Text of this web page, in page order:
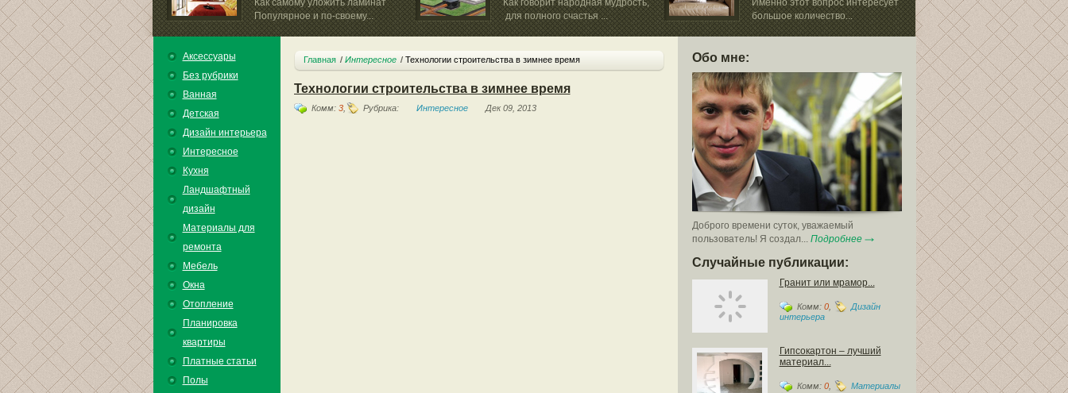
Как самому уложить ламинат
Популярное и по-своему...
Как говорит народная мудрость,
для полного счастья ...
Именно этот вопрос интересует
большое количество...
паркета сегодня
Аксессуары
Без рубрики
Ванная
Детская
Дизайн интерьера
Интересное
Кухня
Ландшафтный
дизайн
Материалы для
ремонта
Мебель
Окна
Отопление
Планировка
квартиры
Платные статьи
Полы
Обо мне:
Доброго времени суток, уважаемый
пользователь! Я создал... Подробнее
Случайные публикации:
Гранит или мрамор...
Комм: 0,
Дизайн
интерьера
Гипсокартон – лучший
материал...
Комм: 0,
Материалы
Главная Интересное Технологии строительства в зимнее время
Технологии строительства в зимнее время
Комм: 3, Рубрика: Интересное Дек 09, 2013